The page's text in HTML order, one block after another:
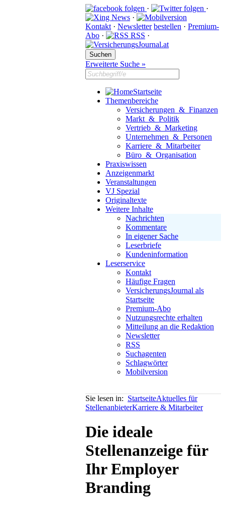
·
·
·
Kontakt · Newsletter bestellen · Premium-
Abo · RSS ·
Erweiterte Suche »
Startseite
Themenbereiche
Versicherungen & Finanzen
Markt & Politik
Vertrieb & Marketing
Unternehmen & Personen
Karriere & Mitarbeiter
Büro & Organisation
Praxiswissen
Anzeigenmarkt
Veranstaltungen
VJ Spezial
Originaltexte
Weitere Inhalte
Nachrichten
Kommentare
In eigener Sache
Leserbriefe
Kundeninformation
Leserservice
Kontakt
Häufige Fragen
VersicherungsJournal als
Startseite
Premium-Abo
Nutzungsrechte erhalten
Mitteilung an die Redaktion
Newsletter
RSS
Suchagenten
Schlagwörter
Mobilversion
Sie lesen in: StartseiteAktuelles für
StellenanbieterKarriere & Mitarbeiter
Die ideale
Stellenanzeige für
Ihr Employer
Branding